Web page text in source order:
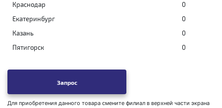
Краснодар
0
Екатеринбург
0
Казань
0
Пятигорск
0
Запрос
Для приобретения данного товара смените филиал в верхней части экрана